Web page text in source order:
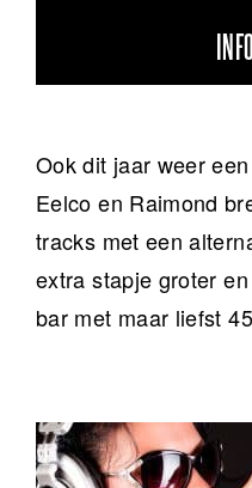
Ook dit jaar weer
Eelco en Raimond
tracks met een
extra stapje groter
bar met maar liefst